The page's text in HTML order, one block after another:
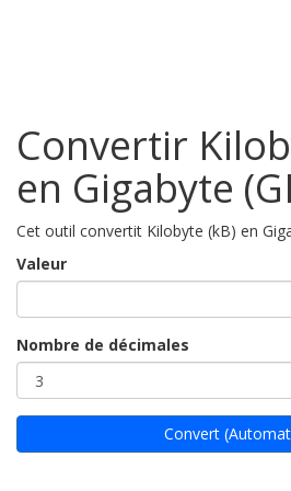
Convertir
en Gigabyte
Cet outil convertit Kilobyte (kB) en
Valeur
Nombre de décimales
Convert